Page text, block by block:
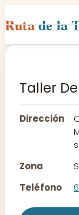
Rutade la
Inicio
Rutas
Contacto
Taller
Dirección
Zona
Teléfono